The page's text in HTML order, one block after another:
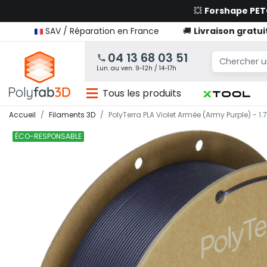
💥 Forshape
SAV / Réparation en France
🚚 Livraison
04 13 68 03 51
Lun. au ven. 9-12h / 14-17h
Tous les produits
Accueil Filaments 3D PolyTerra PLA Violet Armée (Army Purple) -
ÉCO-RESPONSABLE